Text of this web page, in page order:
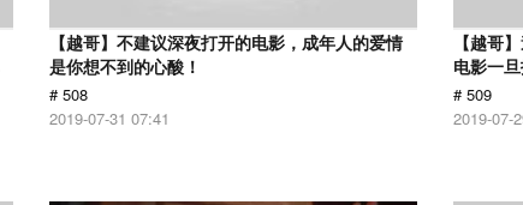
【越哥】不建议深夜打开的电影，成年人的爱情
是你想不到的心酸！
# 508
2019-07-31 07:41
【越哥
电影一
# 509
2019-07-